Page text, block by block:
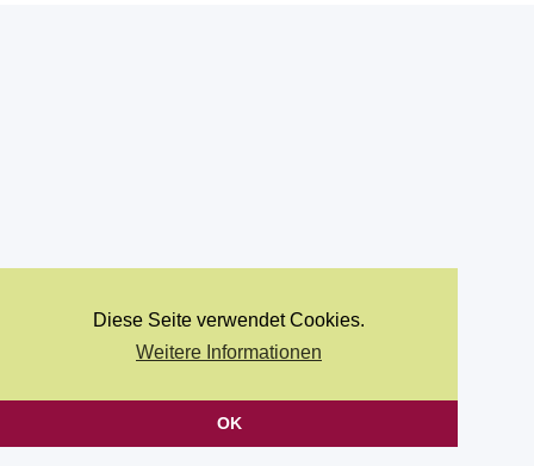
Diese Seite verwendet Cookies.
Weitere Informationen
OK